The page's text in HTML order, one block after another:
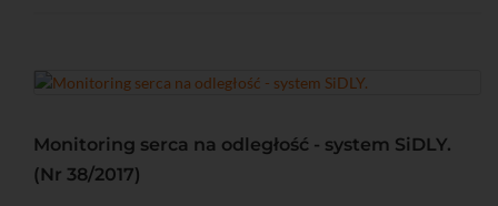
Monitoring serca na odległość - system SiDLY.
(Nr 38/2017)